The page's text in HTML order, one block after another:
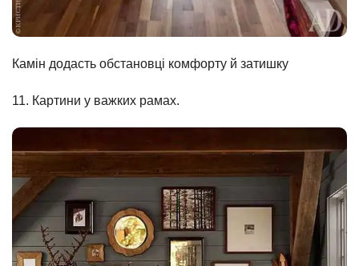
Камін додасть обстановці комфорту й затишку
11. Картини у важких рамах.